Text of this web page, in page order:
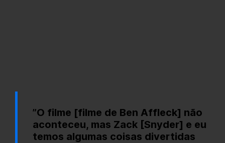
”O filme [filme de Ben Affleck] não
aconteceu, mas Zack [Snyder] e eu
temos algumas coisas divertidas